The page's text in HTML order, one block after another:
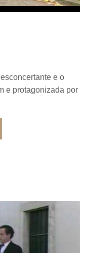
e o
e protagonizada por